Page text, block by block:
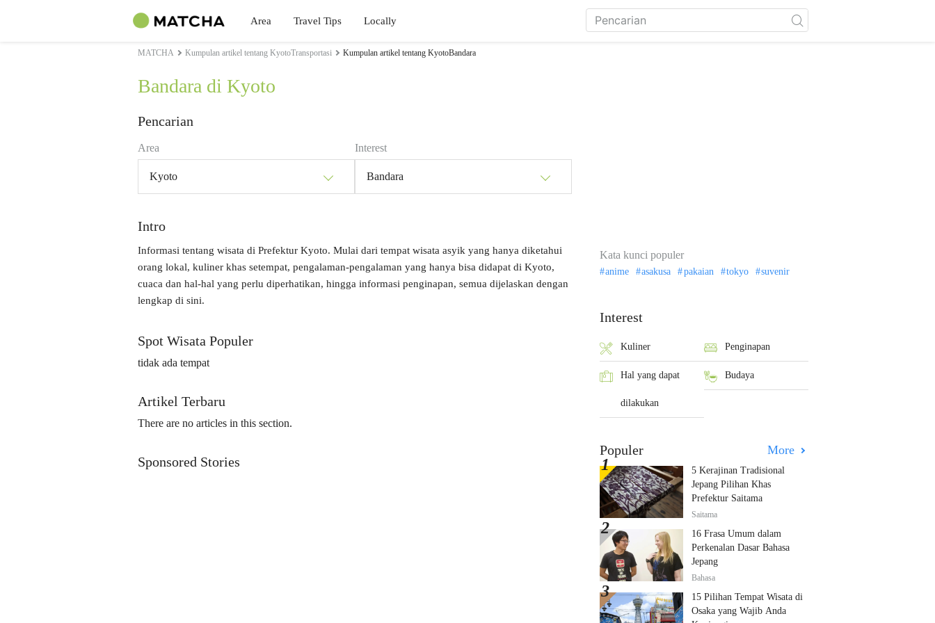
Area Travel Tips Locally
MATCHA Kumpulan artikel tentang KyotoTransportasi Kumpulan artikel tentang KyotoBandara
Bandara di Kyoto
Pencarian
Area
Kyoto
Interest
Bandara
Intro
Informasi tentang wisata di Prefektur Kyoto. Mulai dari tempat wisata asyik yang hanya diketahui
orang lokal, kuliner khas setempat, pengalaman-pengalaman yang hanya bisa didapat di Kyoto,
cuaca dan hal-hal yang perlu diperhatikan, hingga informasi penginapan, semua dijelaskan dengan
lengkap di sini.
Spot Wisata Populer
tidak ada tempat
Artikel Terbaru
There are no articles in this section.
Sponsored Stories
Kata kunci populer
anime asakusa pakaian tokyo suvenir
Interest
Kuliner Penginapan
Hal yang dapat
dilakukan
Budaya
Populer More
5 Kerajinan Tradisional
Jepang Pilihan Khas
Prefektur Saitama
Saitama
16 Frasa Umum dalam
Perkenalan Dasar Bahasa
Jepang
Bahasa
15 Pilihan Tempat Wisata di
Osaka yang Wajib Anda